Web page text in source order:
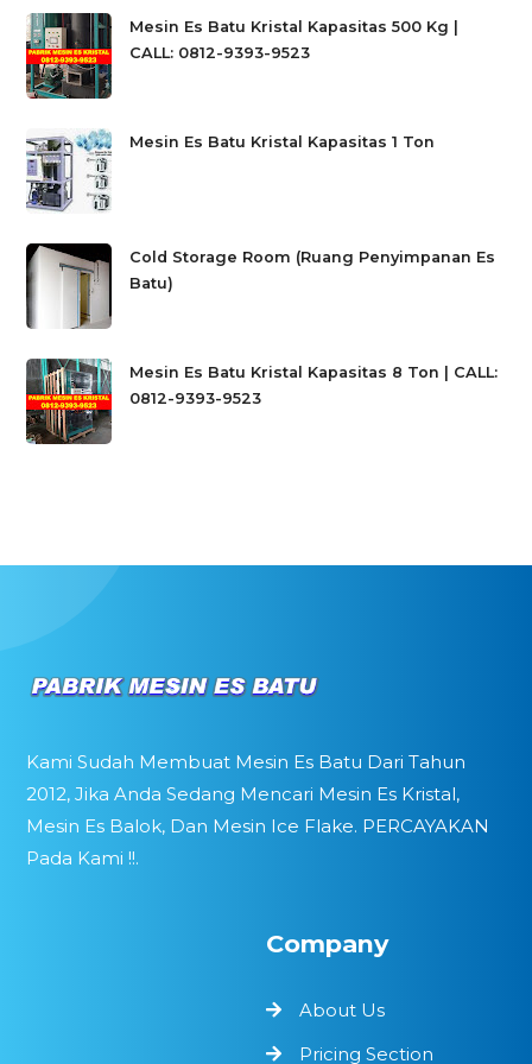
Mesin Es Batu Kristal Kapasitas 500 Kg |
CALL: 0812-9393-9523
Mesin Es Batu Kristal Kapasitas 1 Ton
Cold Storage Room (Ruang Penyimpanan Es
Batu)
Mesin Es Batu Kristal Kapasitas 8 Ton | CALL:
0812-9393-9523
Kami Sudah Membuat Mesin Es Batu Dari Tahun
2012, Jika Anda Sedang Mencari Mesin Es Kristal,
Mesin Es Balok, Dan Mesin Ice Flake. PERCAYAKAN
Pada Kami !!.
Company
About Us
Pricing Section